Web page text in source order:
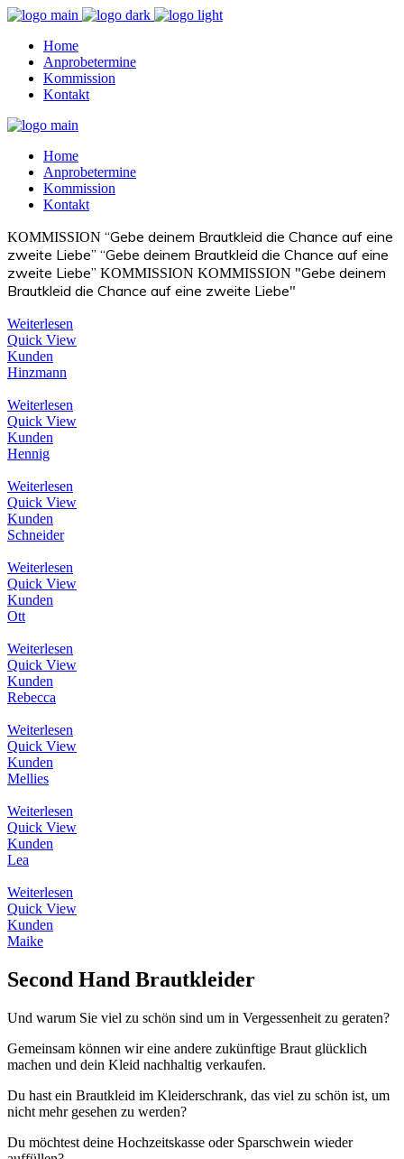
Home
Anprobetermine
Kommission
Kontakt
Home
Anprobetermine
Kommission
Kontakt
KOMMISSION “Gebe deinem Brautkleid die Chance auf eine
zweite Liebe” “Gebe deinem Brautkleid die Chance auf eine
zweite Liebe” KOMMISSION KOMMISSION "Gebe deinem
Brautkleid die Chance auf eine zweite Liebe"
Weiterlesen
Quick View
Kunden
Hinzmann
Weiterlesen
Quick View
Kunden
Hennig
Weiterlesen
Quick View
Kunden
Schneider
Weiterlesen
Quick View
Kunden
Ott
Weiterlesen
Quick View
Kunden
Rebecca
Weiterlesen
Quick View
Kunden
Mellies
Weiterlesen
Quick View
Kunden
Lea
Weiterlesen
Quick View
Kunden
Maike
Second Hand Brautkleider
Und warum Sie viel zu schön sind um in Vergessenheit zu geraten?
Gemeinsam können wir eine andere zukünftige Braut glücklich
machen und dein Kleid nachhaltig verkaufen.
Du hast ein Brautkleid im Kleiderschrank, das viel zu schön ist, um
nicht mehr gesehen zu werden?
Du möchtest deine Hochzeitskasse oder Sparschwein wieder